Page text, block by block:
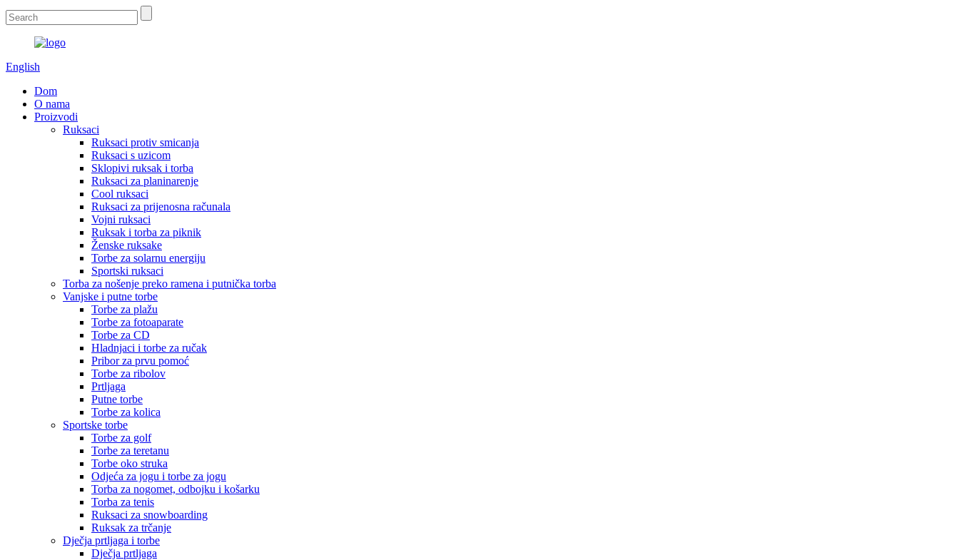
English
Dom
O nama
Proizvodi
Ruksaci
Ruksaci protiv smicanja
Ruksaci s uzicom
Sklopivi ruksak i torba
Ruksaci za planinarenje
Cool ruksaci
Ruksaci za prijenosna računala
Vojni ruksaci
Ruksak i torba za piknik
Ženske ruksake
Torbe za solarnu energiju
Sportski ruksaci
Torba za nošenje preko ramena i putnička torba
Vanjske i putne torbe
Torbe za plažu
Torbe za fotoaparate
Torbe za CD
Hladnjaci i torbe za ručak
Pribor za prvu pomoć
Torbe za ribolov
Prtljaga
Putne torbe
Torbe za kolica
Sportske torbe
Torbe za golf
Torbe za teretanu
Torbe oko struka
Odjeća za jogu i torbe za jogu
Torba za nogomet, odbojku i košarku
Torba za tenis
Ruksaci za snowboarding
Ruksak za trčanje
Dječja prtljaga i torbe
Dječja prtljaga